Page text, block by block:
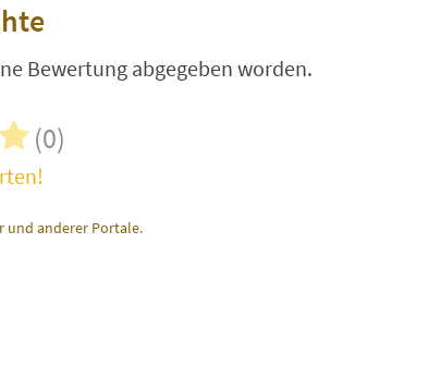
Bewertung abgegeben worden.
(0)
und anderer Portale.